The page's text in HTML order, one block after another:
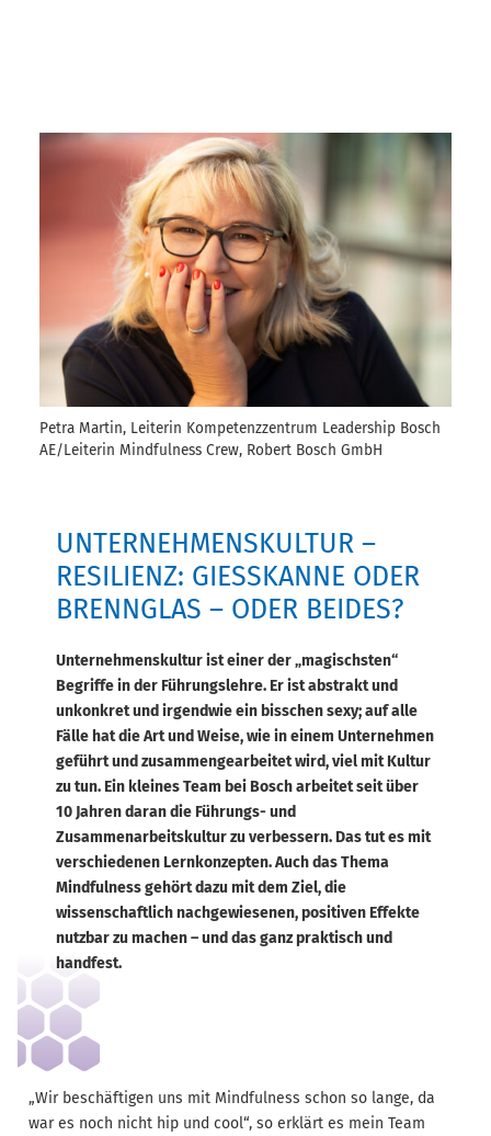
UNTERNEHMENSKULTUR –
RESILIENZ: GIESSKANNE ODER B
RENNGLAS – ODER BEIDES?
Unternehmenskultur ist einer der „magischsten“
Begriffe in der Führungslehre. Er ist abstrakt und
unkonkret und irgendwie ein bisschen sexy; auf alle
Fälle hat die Art und Weise, wie in einem Unternehmen
geführt und zusammengearbeitet wird, viel mit Kultur
zu tun. Ein kleines Team bei Bosch arbeitet seit über
10 Jahren daran die Führungs- und
Zusammenarbeitskultur zu verbessern. Das tut es mit
verschiedenen Lernkonzepten. Auch das Thema
Mindfulness gehört dazu mit dem Ziel, die
wissenschaftlich nachgewiesenen, positiven Effekte
nutzbar zu machen – und das ganz praktisch und
handfest.
Petra Martin, Leiterin Kompetenzzentrum Leadership Bosch
AE/Leiterin Mindfulness Crew, Robert Bosch GmbH
„Wir beschäftigen uns mit Mindfulness schon so lange, da
war es noch nicht hip und cool“, so erklärt es mein Team